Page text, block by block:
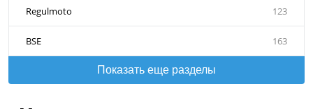
Regulmoto 123
BSE 163
Показать еще разделы